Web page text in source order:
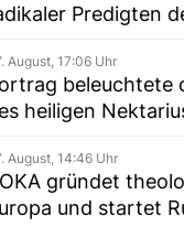
Predigten
August, 17:06 Uhr
beleuchtete
heiligen
August, 14:46 Uhr
gründet
und startet